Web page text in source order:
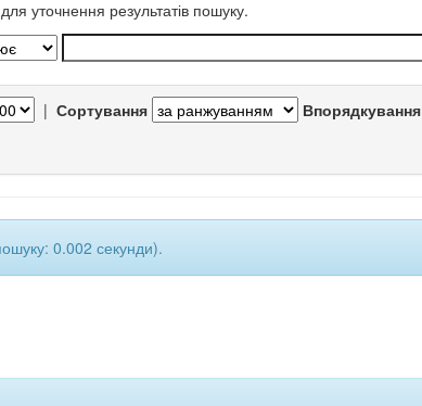
уточнення результатів пошуку.
| Сортування Впорядкування
0.002 секунди).